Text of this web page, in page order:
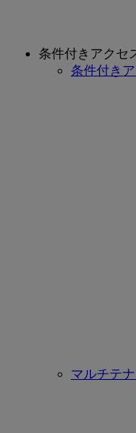
条件付きアクセ
条件付き
マルチテ